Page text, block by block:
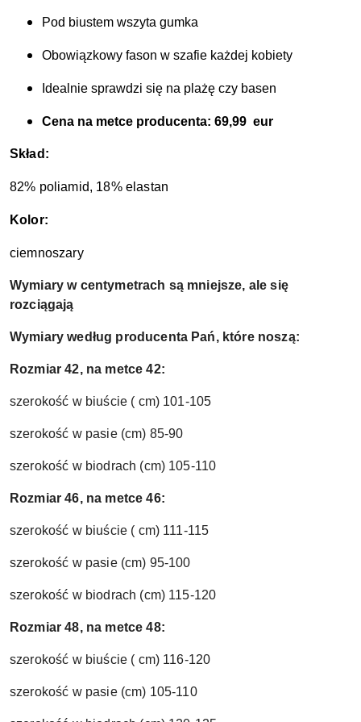
Pod biustem wszyta gumka
Obowiązkowy fason w szafie każdej kobiety
Idealnie sprawdzi się na plażę czy basen
Cena na metce producenta: 69,99  eur
Skład:
82% poliamid, 18% elastan
Kolor:
ciemnoszary
Wymiary w centymetrach są mniejsze, ale się
rozciągają
Wymiary według producenta Pań, które noszą:
Rozmiar 42, na metce 42:
szerokość w biuście ( cm) 101-105
szerokość w pasie (cm) 85-90
szerokość w biodrach (cm) 105-110
Rozmiar 46, na metce 46:
szerokość w biuście ( cm) 111-115
szerokość w pasie (cm) 95-100
szerokość w biodrach (cm) 115-120
Rozmiar 48, na metce 48:
szerokość w biuście ( cm) 116-120
szerokość w pasie (cm) 105-110